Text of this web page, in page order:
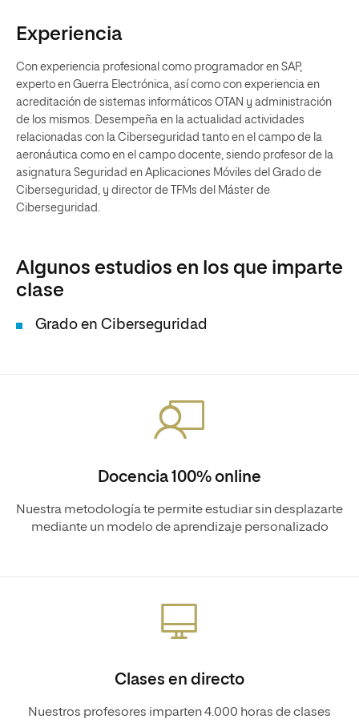
Experiencia
Con experiencia profesional como programador en SAP,
experto en Guerra Electrónica, así como con experiencia en
acreditación de sistemas informáticos OTAN y administración
de los mismos. Desempeña en la actualidad actividades
relacionadas con la Ciberseguridad tanto en el campo de la
aeronáutica como en el campo docente, siendo profesor de la
asignatura Seguridad en Aplicaciones Móviles del Grado de
Ciberseguridad, y director de TFMs del Máster de
Ciberseguridad.
Algunos estudios en los que imparte
clase
Grado en Ciberseguridad
Docencia 100% online
Nuestra metodología te permite estudiar sin desplazarte
mediante un modelo de aprendizaje personalizado
Clases en directo
Nuestros profesores imparten 4.000 horas de clases